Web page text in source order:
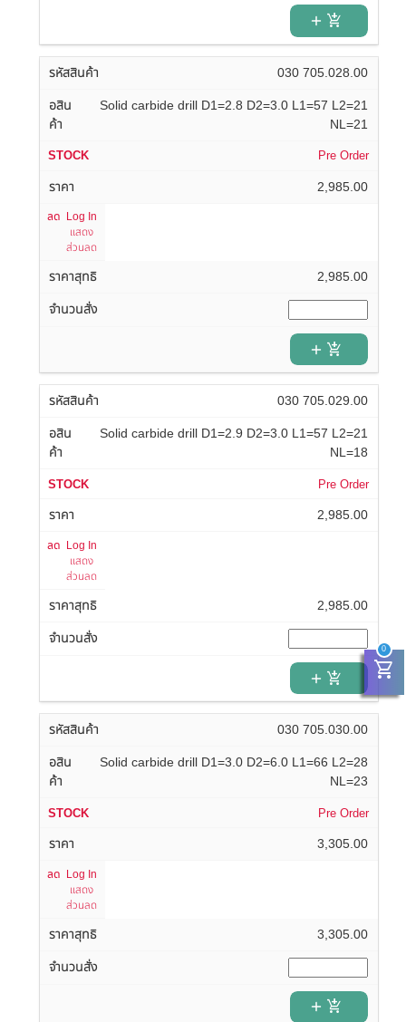
shopping_cart
0
add_shopping_cart
030 705.028.00
Solid carbide drill D1=2.8 D2=3.0 L1=57 L2=21
NL=21
Pre Order
2,985.00
Log In
แสดง
ส่วนลด
2,985.00
add_shopping_cart
030 705.029.00
Solid carbide drill D1=2.9 D2=3.0 L1=57 L2=21
NL=18
Pre Order
2,985.00
Log In
แสดง
ส่วนลด
2,985.00
add_shopping_cart
030 705.030.00
Solid carbide drill D1=3.0 D2=6.0 L1=66 L2=28
NL=23
Pre Order
3,305.00
Log In
แสดง
ส่วนลด
3,305.00
add_shopping_cart